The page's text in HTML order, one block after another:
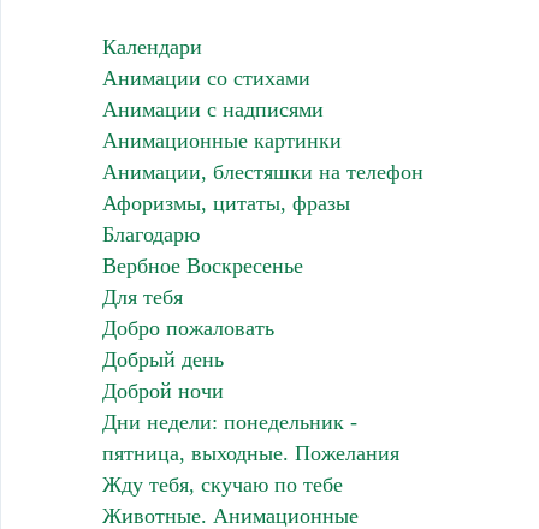
Календари
Анимации со стихами
Анимации с надписями
Анимационные картинки
Анимации, блестяшки на телефон
Афоризмы, цитаты, фразы
Благодарю
Вербное Воскресенье
Для тебя
Добро пожаловать
Добрый день
Доброй ночи
Дни недели: понедельник -
пятница, выходные. Пожелания
Жду тебя, скучаю по тебе
Животные. Анимационные